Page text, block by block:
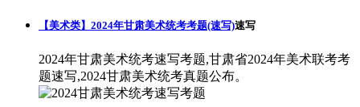
【美术类】2024年甘肃美术统考考题(速写)速写
2024年甘肃美术统考速写考题,甘肃省2024年美术联考考
题速写,2024甘肃美术统考真题公布。